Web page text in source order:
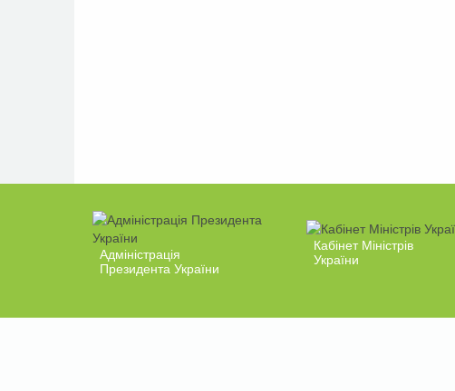
Адміністрація
Президента України
Кабінет Міністрів
України